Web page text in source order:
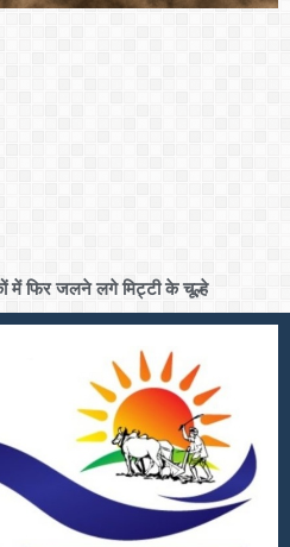
में फिर जलने लगे मिट्टी के चूल्हे